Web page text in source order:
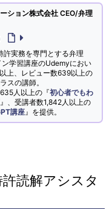
ション株式会社 CEO/弁理
許実務を専門とする弁理
学習講座のUdemyにおい
上、レビュー数639以上の
スの講師。
人以上の『初心者でもわ
』、受講者数1,842人以上の
講座 』を提供。
読解アシスタ